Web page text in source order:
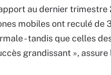
au dernier trimestre
mobiles ont reculé de
- tandis que celles
grandissant », assure